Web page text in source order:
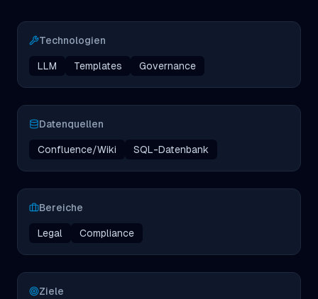
Technologien
LLM Templates Governance
Datenquellen
Confluence/Wiki SQL-Datenbank
Bereiche
Legal Compliance
Ziele